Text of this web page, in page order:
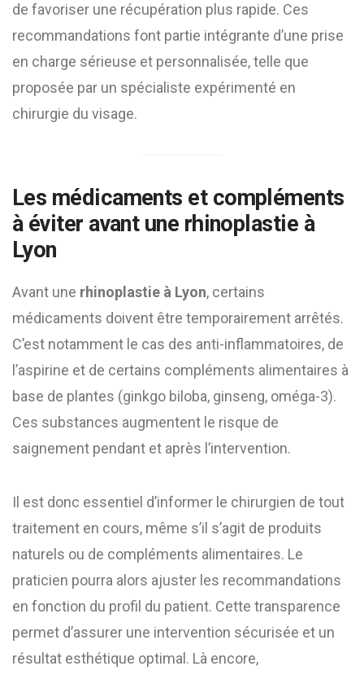
de favoriser une récupération plus rapide. Ces
recommandations font partie intégrante d’une prise
en charge sérieuse et personnalisée, telle que
proposée par un spécialiste expérimenté en
chirurgie du visage.
Les médicaments et compléments
à éviter avant une rhinoplastie à
Lyon
Avant une rhinoplastie à Lyon, certains
médicaments doivent être temporairement arrêtés.
C’est notamment le cas des anti-inflammatoires, de
l’aspirine et de certains compléments alimentaires à
base de plantes (ginkgo biloba, ginseng, oméga-3).
Ces substances augmentent le risque de
saignement pendant et après l’intervention.
Il est donc essentiel d’informer le chirurgien de tout
traitement en cours, même s’il s’agit de produits
naturels ou de compléments alimentaires. Le
praticien pourra alors ajuster les recommandations
en fonction du profil du patient. Cette transparence
permet d’assurer une intervention sécurisée et un
résultat esthétique optimal. Là encore,